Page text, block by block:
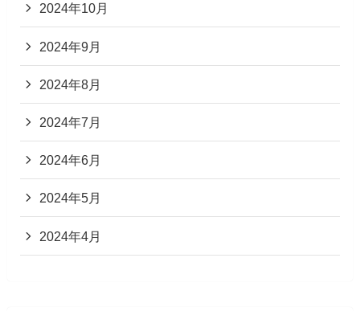
2024年10月
2024年9月
2024年8月
2024年7月
2024年6月
2024年5月
2024年4月